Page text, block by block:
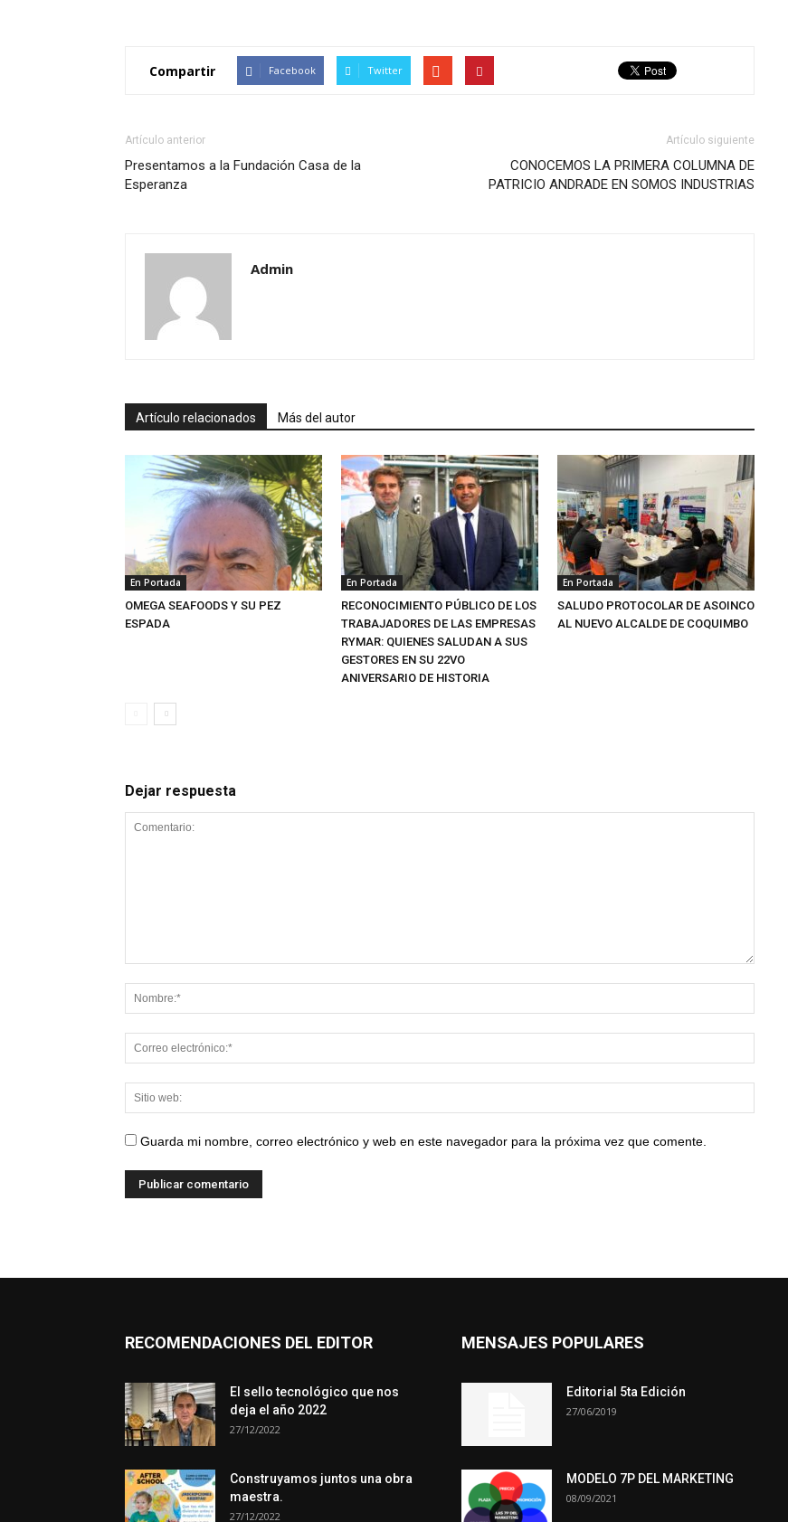
Compartir Facebook Twitter
Artículo anterior
Presentamos a la Fundación Casa de la
Esperanza
Artículo siguiente
CONOCEMOS LA PRIMERA COLUMNA DE
PATRICIO ANDRADE EN SOMOS INDUSTRIAS
Admin
Artículo relacionados Más del autor
En Portada
OMEGA SEAFOODS Y SU PEZ
ESPADA
En Portada
RECONOCIMIENTO PÚBLICO DE LOS
TRABAJADORES DE LAS EMPRESAS
RYMAR: QUIENES SALUDAN A SUS
GESTORES EN SU 22VO
ANIVERSARIO DE HISTORIA
En Portada
SALUDO PROTOCOLAR DE ASOINCO
AL NUEVO ALCALDE DE COQUIMBO
Dejar respuesta
Guarda mi nombre, correo electrónico y web en este navegador para la próxima vez que comente.
RECOMENDACIONES DEL EDITOR
El sello tecnológico que nos
deja el año 2022
27/12/2022
Construyamos juntos una obra
maestra.
27/12/2022
MENSAJES POPULARES
Editorial 5ta Edición
27/06/2019
MODELO 7P DEL MARKETING
08/09/2021